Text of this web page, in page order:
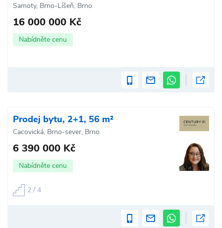
Samoty, Brno-Líšeň, Brno
16 000 000 Kč
Nabídněte cenu
Prodej bytu, 2+1, 56 m²
Cacovická, Brno-sever, Brno
6 390 000 Kč
Nabídněte cenu
2 / 4